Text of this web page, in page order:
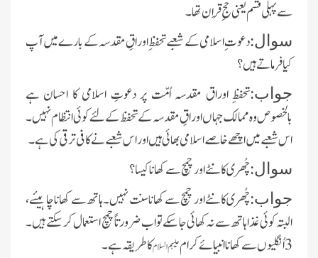
سے پہلی قسم یعنی حجِ قِران تھا ۔
سوال:دعوت ِاسلامی کے شعبے تحفظِ اوراقِ مقدسہ کے بارے میں آپ
کیا فرماتے ہیں ؟
جواب:تحفظِ اوراق مقدسہ اُمّت پر دعوتِ اسلامی کا احسان ہے
بالخصوص وہ ممالک جہاں اوراقِ مقدسہ کے تحفظ کے لئے کوئی انتظام نہیں ۔
اس شعبے میں اچھے خاصے اسلامی بھائی ہیں اور اس شعبے نے کافی ترقی کی ہے ۔
سوال:چُھری کانٹے اور چمچ سے کھانا کیسا؟
جواب:چُھری کانٹے اور چمچ سے کھانا سنت نہیں ۔ہاتھ سے کھانا چاہیئے ،
البتہ کوئی غذا ہاتھ سے نہ کھائی جا سکے تو اب ضرور تا ًچمچ استعمال کر سکتے ہیں ۔
3 اُنگلیوں سے کھانا انبیائے کرام
علیہم السلامکا طریقہ ہے ۔